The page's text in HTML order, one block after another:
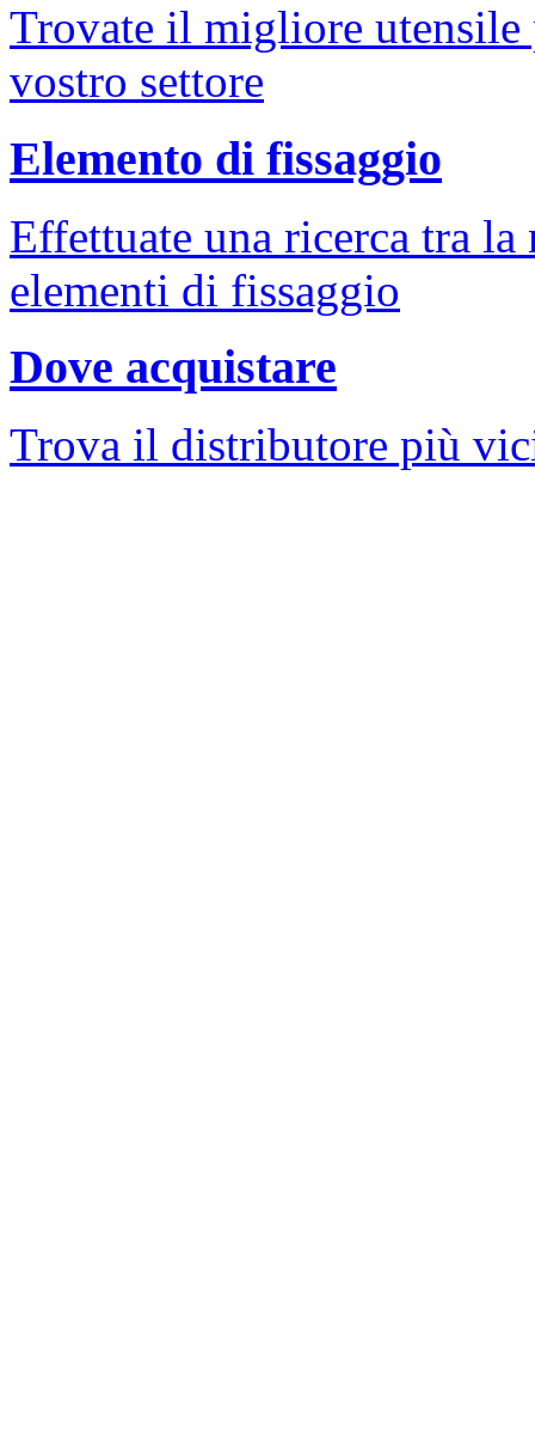
Trovate il migliore
vostro settore
Elemento di fissaggio
Effettuate una ricerca tra
elementi di fissaggio
Dove acquistare
Trova il distributore più